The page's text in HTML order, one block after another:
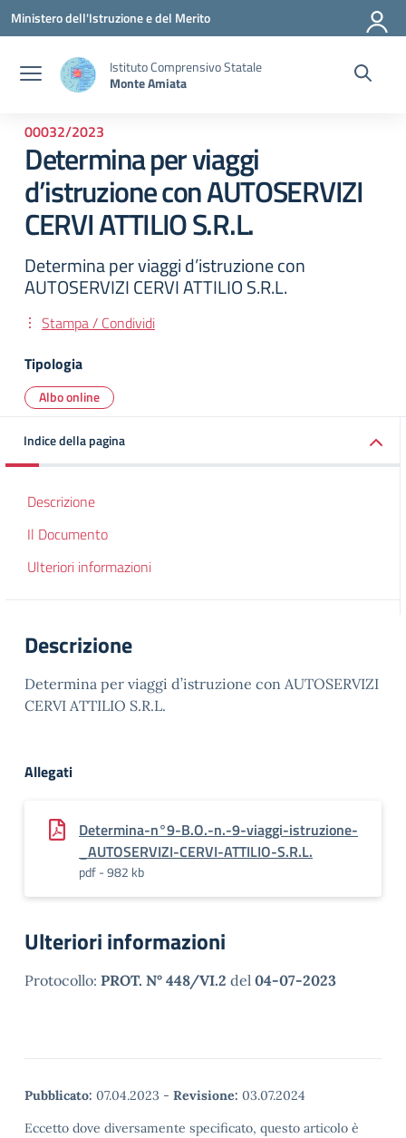
Vai ai contenuti
Vai al menu di navigazione
Vai al footer
Ministero dell'Istruzione e del Merito
Istituto Comprensivo Statale
Monte Amiata
00032/2023
Determina per viaggi
d’istruzione con AUTOSERVIZI
CERVI ATTILIO S.R.L.
Determina per viaggi d’istruzione con
AUTOSERVIZI CERVI ATTILIO S.R.L.
Stampa / Condividi
Tipologia
Albo online
Indice della pagina
Descrizione
Il Documento
Ulteriori informazioni
Descrizione
Determina per viaggi d’istruzione con AUTOSERVIZI
CERVI ATTILIO S.R.L.
Allegati
Determina-n°9-B.O.-n.-9-viaggi-istruzione-
_AUTOSERVIZI-CERVI-ATTILIO-S.R.L.
pdf - 982 kb
Ulteriori informazioni
Protocollo: PROT. N° 448/VI.2 del 04-07-2023
Pubblicato: 07.04.2023 - Revisione: 03.07.2024
Eccetto dove diversamente specificato, questo articolo è